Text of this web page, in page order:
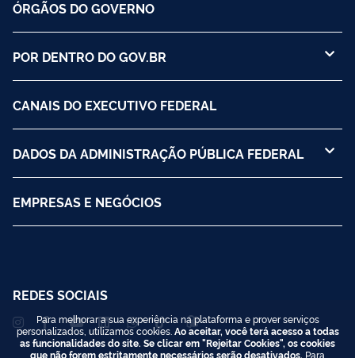
ÓRGÃOS DO GOVERNO
POR DENTRO DO GOV.BR
CANAIS DO EXECUTIVO FEDERAL
DADOS DA ADMINISTRAÇÃO PÚBLICA FEDERAL
EMPRESAS E NEGÓCIOS
REDES SOCIAIS
Para melhorar a sua experiência na plataforma e prover serviços
personalizados, utilizamos cookies. Ao aceitar, você terá acesso a todas
as funcionalidades do site. Se clicar em "Rejeitar Cookies", os cookies
que não forem estritamente necessários serão desativados. Para